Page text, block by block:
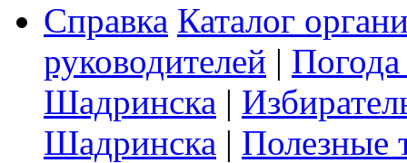
Справка Каталог
руководителей |
Шадринска |
Шадринска | Полезные